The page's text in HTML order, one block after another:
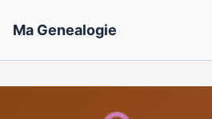
Ma Genealogie